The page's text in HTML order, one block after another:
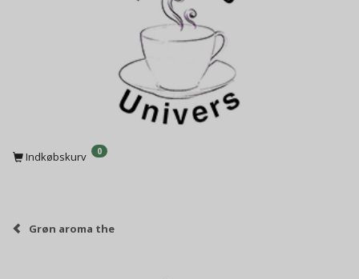
Indkøbskurv 0
Grøn aroma the